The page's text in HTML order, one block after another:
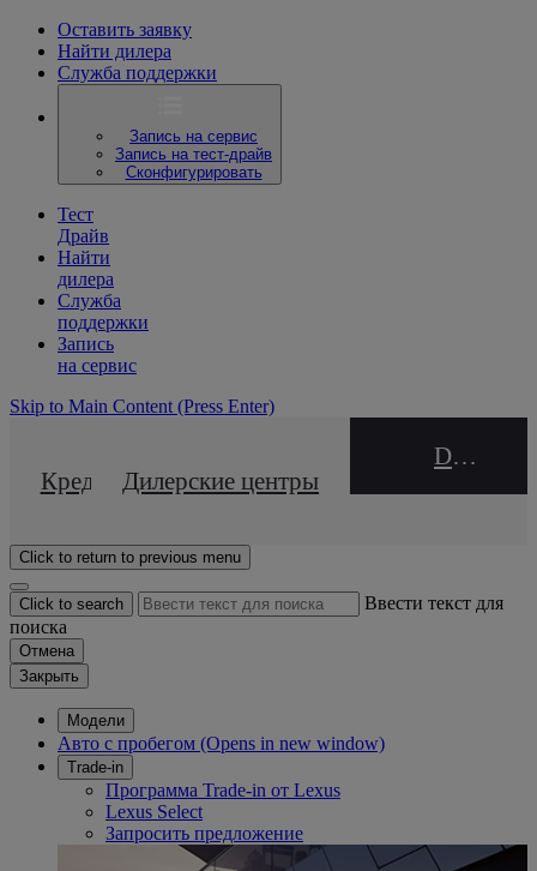
Оставить заявку
Найти дилера
Служба поддержки
Запись на сервис
Запись на тест-драйв
Сконфигурировать
Тест
Драйв
Найти
дилера
Служба
поддержки
Запись
на сервис
Skip to Main Content (Press Enter)
Кредитный калькулятор
Дилерские центры
DEALER NAME
Click to return to previous menu
Click to search
Ввести текст для
поиска
Отмена
Закрыть
Модели
Авто с пробегом (Opens in new window)
Trade-in
Программа Trade-in от Lexus
Lexus Select
Запросить предложение